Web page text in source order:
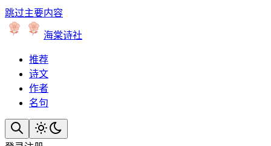
跳过主要内容
海棠诗社
推荐
诗文
作者
名句